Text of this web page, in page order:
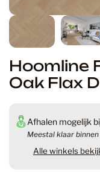
Hoomline
Oak Flax
Afhalen mogelijk
Meestal klaar
Alle winkels